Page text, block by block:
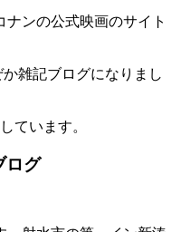
ンの公式映画のサイト
雑記ブログになりまし
ています。
ログ